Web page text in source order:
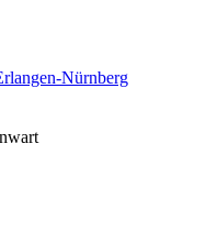
Nürnberg